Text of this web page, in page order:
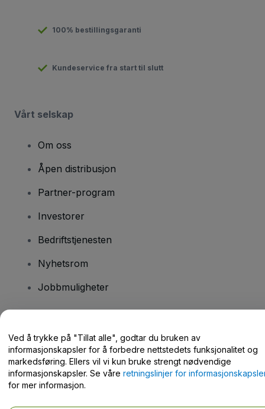
100% bestillingsgaranti
Kundeservice fra start til slutt
Vårt selskap
Om oss
Åpen distribusjon
Partner-program
Investorer
Bedriftstjenesten
Nyhetsrom
Jobbmuligheter
Hjelpesenter / kontakt oss
Ved å trykke på "Tillat alle", godtar du bruken av
informasjonskapsler for å forbedre nettstedets funksjonalitet og
markedsføring. Ellers vil vi kun bruke strengt nødvendige
informasjonskapsler. Se våre retningslinjer for
for mer informasjon.